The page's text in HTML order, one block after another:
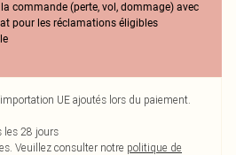
commande (perte, vol, dommage) avec
pour les réclamations éligibles
UE ajoutés lors du paiement.
les 28 jours
Veuillez consulter notre politique de